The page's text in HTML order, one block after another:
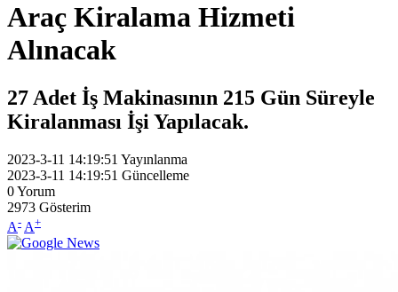
Araç Kiralama Hizmeti
Alınacak
27 Adet İş Makinasının 215 Gün Süreyle
Kiralanması İşi Yapılacak.
2023-3-11 14:19:51 Yayınlanma
2023-3-11 14:19:51 Güncelleme
0Yorum
2973 Gösterim
A- A+